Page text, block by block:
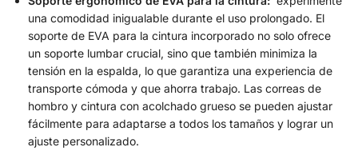
una comodidad inigualable durante el uso prolongado. El
soporte de EVA para la cintura incorporado no solo ofrece
un soporte lumbar crucial, sino que también minimiza la
tensión en la espalda, lo que garantiza una experiencia de
transporte cómoda y que ahorra trabajo. Las correas de
hombro y cintura con acolchado grueso se pueden ajustar
fácilmente para adaptarse a todos los tamaños y lograr un
ajuste personalizado.